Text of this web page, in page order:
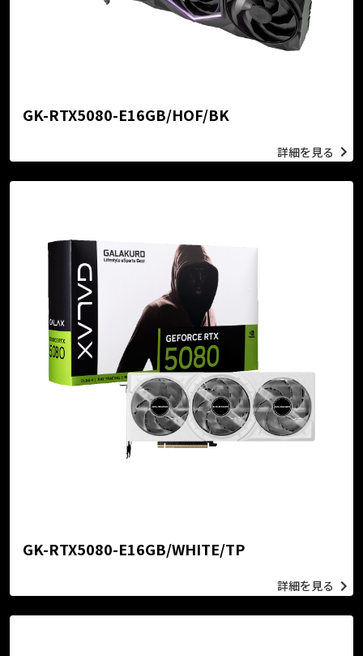
GK-RTX5080-E16GB/HOF/BK
詳細を見る
GK-RTX5080-E16GB/WHITE/TP
詳細を見る